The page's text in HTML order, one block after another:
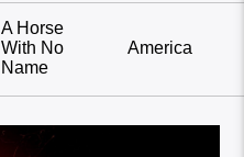
A Horse
With No
Name
America